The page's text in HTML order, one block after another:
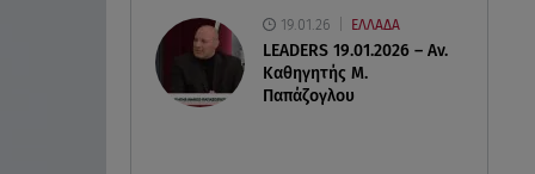
19.01.26 ΕΛΛΑΔΑ
LEADERS 19.01.2026 – Αν.
Καθηγητής Μ.
Παπάζογλου